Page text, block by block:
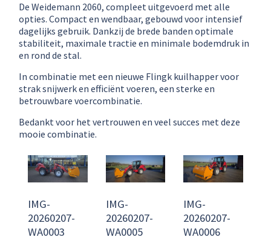
De Weidemann 2060, compleet uitgevoerd met alle
opties. Compact en wendbaar, gebouwd voor intensief
dagelijks gebruik. Dankzij de brede banden optimale
stabiliteit, maximale tractie en minimale bodemdruk in
en rond de stal.
In combinatie met een nieuwe Flingk kuilhapper voor
strak snijwerk en efficiënt voeren, een sterke en
betrouwbare voercombinatie.
Bedankt voor het vertrouwen en veel succes met deze
mooie combinatie.
IMG-
20260207-
WA0003
IMG-
20260207-
WA0005
IMG-
20260207-
WA0006